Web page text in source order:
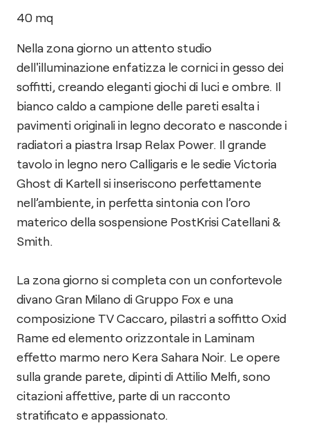
40 mq
Nella zona giorno un attento studio
dell'illuminazione enfatizza le cornici in gesso dei
soffitti, creando eleganti giochi di luci e ombre. Il
bianco caldo a campione delle pareti esalta i
pavimenti originali in legno decorato e nasconde i
radiatori a piastra Irsap Relax Power. Il grande
tavolo in legno nero Calligaris e le sedie Victoria
Ghost di Kartell si inseriscono perfettamente
nell’ambiente, in perfetta sintonia con l’oro
materico della sospensione PostKrisi Catellani &
Smith.
La zona giorno si completa con un confortevole
divano Gran Milano di Gruppo Fox e una
composizione TV Caccaro, pilastri a soffitto Oxid
Rame ed elemento orizzontale in Laminam
effetto marmo nero Kera Sahara Noir. Le opere
sulla grande parete, dipinti di Attilio Melfi, sono
citazioni affettive, parte di un racconto
stratificato e appassionato.